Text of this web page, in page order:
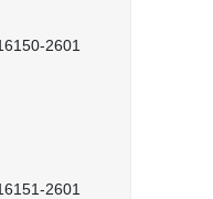
2601
2601